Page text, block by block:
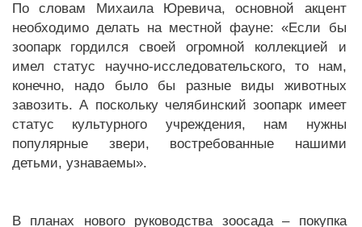
По словам Михаила Юревича, основной акцент
необходимо делать на местной фауне: «Если бы
зоопарк гордился своей огромной коллекцией и
имел статус научно-исследовательского, то нам,
конечно, надо было бы разные виды животных
завозить. А поскольку челябинский зоопарк имеет
статус культурного учреждения, нам нужны
популярные звери, востребованные нашими
детьми, узнаваемы».
В планах нового руководства зоосада – покупка